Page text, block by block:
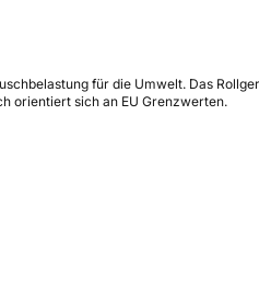
für die Umwelt. Das
orientiert sich an EU Grenzwerten.